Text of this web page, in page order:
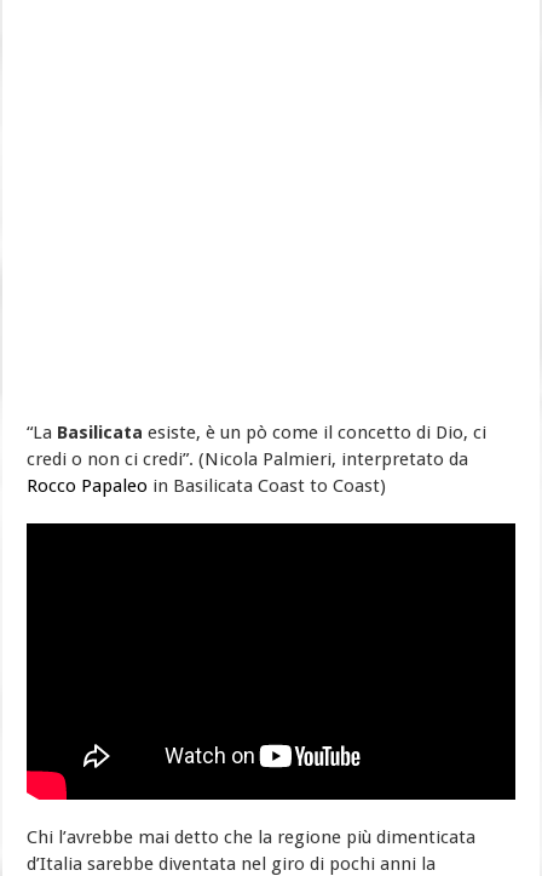
“La Basilicata esiste, è un pò come il concetto di Dio, ci
credi o non ci credi”. (Nicola Palmieri, interpretato da
Rocco Papaleo in Basilicata Coast to Coast)
Chi l’avrebbe mai detto che la regione più dimenticata
d’Italia sarebbe diventata nel giro di pochi anni la